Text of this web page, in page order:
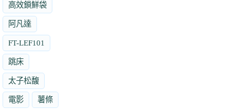
高效鎖鮮袋
阿凡達
FT-LEF101
跳床
太子松馥
電影 薯條